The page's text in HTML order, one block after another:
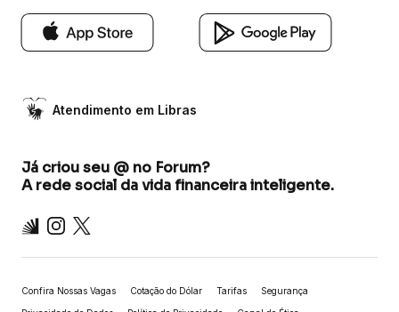
Atendimento em Libras
Já criou seu @ no Forum?
A rede social da vida financeira inteligente.
Inter Instagram
X
Confira Nossas Vagas Cotação do Dólar Tarifas Segurança